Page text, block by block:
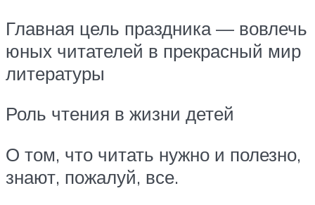
Главная цель праздника — вовлечь
юных читателей в прекрасный мир
литературы
Роль чтения в жизни детей
О том, что читать нужно и полезно,
знают, пожалуй, все.